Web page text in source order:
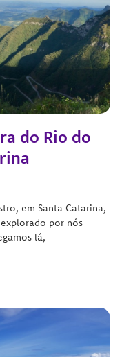
do Rio do
em Santa Catarina,
por nós
lá,